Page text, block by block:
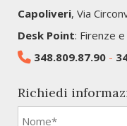
Capoliveri, Via
Desk Point: Firenze
348.809.87.90 -
Richiedi